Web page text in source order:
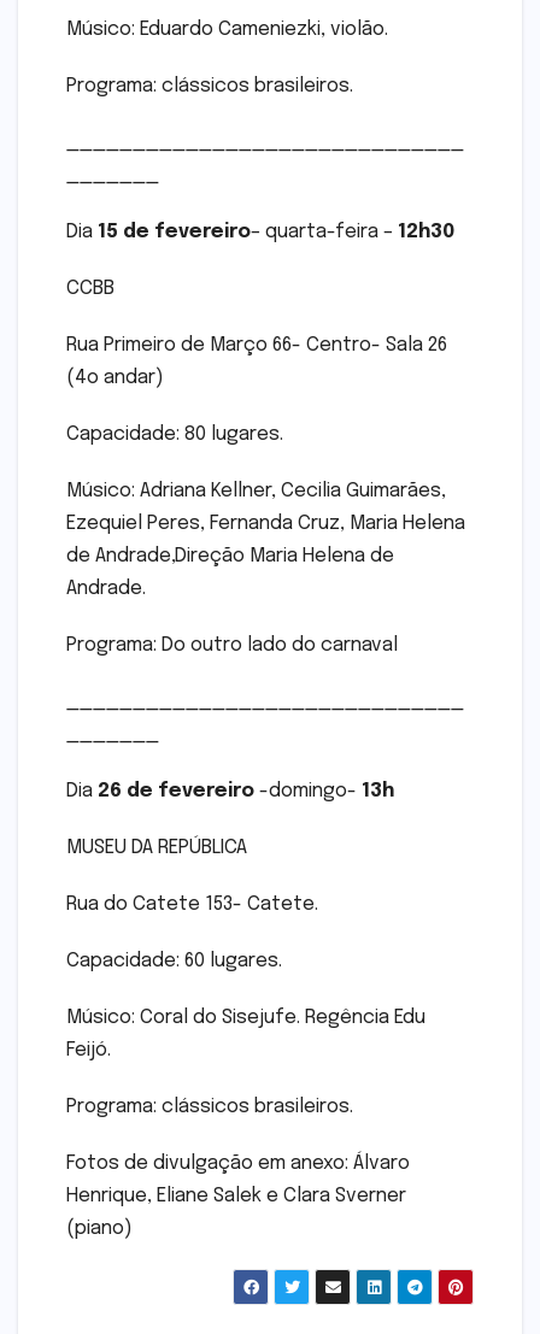
Músico: Eduardo Cameniezki, violão.
Programa: clássicos brasileiros.
Dia 15 de fevereiro– quarta-feira – 12h30
CCBB
Rua Primeiro de Março 66- Centro- Sala 26
(4o andar)
Capacidade: 80 lugares.
Músico: Adriana Kellner, Cecilia Guimarães,
Ezequiel Peres, Fernanda Cruz, Maria Helena
de Andrade,Direção Maria Helena de
Andrade.
Programa: Do outro lado do carnaval
Dia 26 de fevereiro -domingo- 13h
MUSEU DA REPÚBLICA
Rua do Catete 153- Catete.
Capacidade: 60 lugares.
Músico: Coral do Sisejufe. Regência Edu
Feijó.
Programa: clássicos brasileiros.
Fotos de divulgação em anexo: Álvaro
Henrique, Eliane Salek e Clara Sverner
(piano)